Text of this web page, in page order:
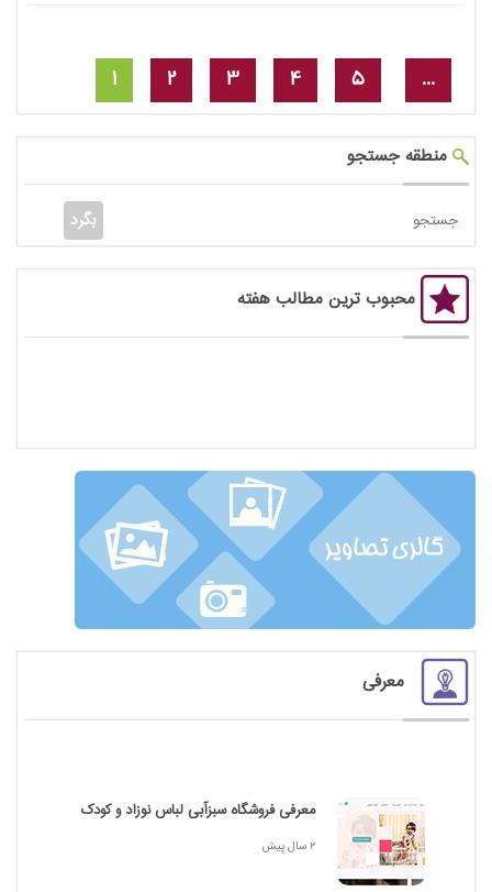
1 2 3 4 5 ...
منطقه جستجو
محبوب ترین مطالب هفته
معرفی
معرفی فروشگاه سبزآبی لباس نوزاد و کودک
2 سال پیش